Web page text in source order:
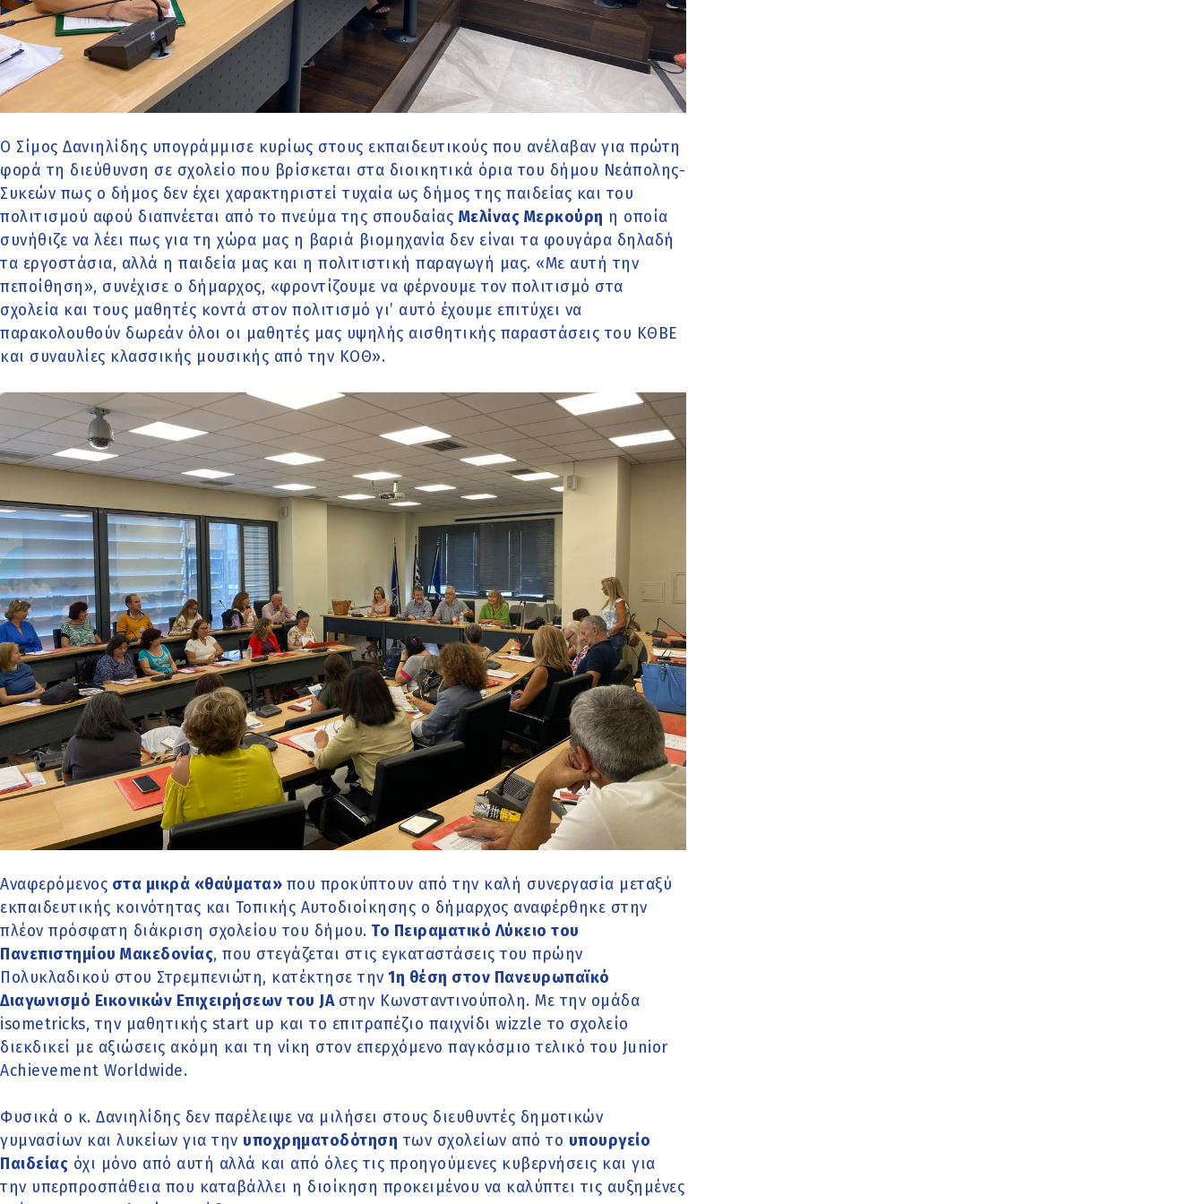
Ο Σίμος Δανιηλίδης υπογράμμισε κυρίως στους εκπαιδευτικούς που ανέλαβαν για πρώτη
φορά τη διεύθυνση σε σχολείο που βρίσκεται στα διοικητικά όρια του δήμου Νεάπολης-
Συκεών πως ο δήμος δεν έχει χαρακτηριστεί τυχαία ως δήμος της παιδείας και του
πολιτισμού αφού διαπνέεται από το πνεύμα της σπουδαίας Μελίνας Μερκούρη η οποία
συνήθιζε να λέει πως για τη χώρα μας η βαριά βιομηχανία δεν είναι τα φουγάρα δηλαδή
τα εργοστάσια, αλλά η παιδεία μας και η πολιτιστική παραγωγή μας. «Με αυτή την
πεποίθηση», συνέχισε ο δήμαρχος, «φροντίζουμε να φέρνουμε τον πολιτισμό στα
σχολεία και τους μαθητές κοντά στον πολιτισμό γι’ αυτό έχουμε επιτύχει να
παρακολουθούν δωρεάν όλοι οι μαθητές μας υψηλής αισθητικής παραστάσεις του ΚΘΒΕ
και συναυλίες κλασσικής μουσικής από την ΚΟΘ».
Αναφερόμενος στα μικρά «θαύματα» που προκύπτουν από την καλή συνεργασία μεταξύ
εκπαιδευτικής κοινότητας και Τοπικής Αυτοδιοίκησης ο δήμαρχος αναφέρθηκε στην
πλέον πρόσφατη διάκριση σχολείου του δήμου. Το Πειραματικό Λύκειο του
Πανεπιστημίου Μακεδονίας, που στεγάζεται στις εγκαταστάσεις του πρώην
Πολυκλαδικού στου Στρεμπενιώτη, κατέκτησε την 1η θέση στον Πανευρωπαϊκό
Διαγωνισμό Εικονικών Επιχειρήσεων του JA στην Κωνσταντινούπολη. Με την ομάδα
isometricks, την μαθητικής start up και το επιτραπέζιο παιχνίδι wizzle το σχολείο
διεκδικεί με αξιώσεις ακόμη και τη νίκη στον επερχόμενο παγκόσμιο τελικό του Junior
Achievement Worldwide.
Φυσικά ο κ. Δανιηλίδης δεν παρέλειψε να μιλήσει στους διευθυντές δημοτικών
γυμνασίων και λυκείων για την υποχρηματοδότηση των σχολείων από το υπουργείο
Παιδείας όχι μόνο από αυτή αλλά και από όλες τις προηγούμενες κυβερνήσεις και για
την υπερπροσπάθεια που καταβάλλει η διοίκηση προκειμένου να καλύπτει τις αυξημένες